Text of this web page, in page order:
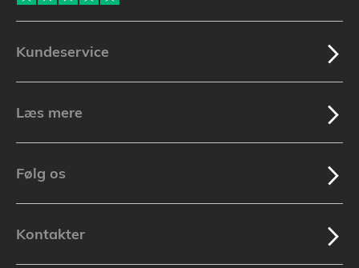
Kundeservice
Læs mere
Følg os
Kontakter